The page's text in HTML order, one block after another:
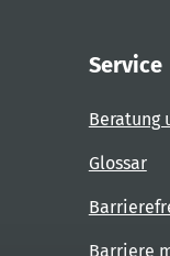
Service
Beratung
Glossar
Barriere